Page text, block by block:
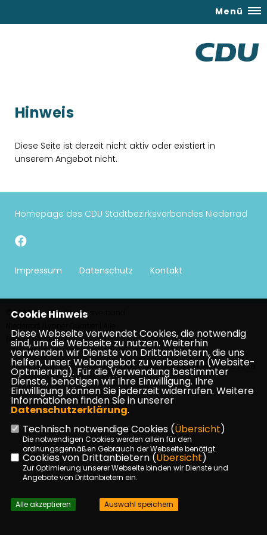
Menü
Hinweis
Diese Seite ist derzeit nicht aktiv oder existiert in
unserem Angebot nicht.
Homepage des CDU Stadtbezirksverbandes Niederrad
Impressum Datenschutz Kontakt
©2026 CDU Stadtbezirksverband
Rechte vorbehalten.
Realisation: Sharkness Media GmbH & Co. KG
Cookie Hinweis
Diese Webseite verwendet Cookies, die notwendig
sind, um die Webseite zu nutzen. Weiterhin
verwenden wir Dienste von Drittanbietern, die uns
helfen, unser Webangebot zu verbessern (Website-
Optmierung). Für die Verwendung bestimmter
Dienste, benötigen wir Ihre Einwilligung. Ihre
Einwilligung können Sie jederzeit widerrufen. Weitere
Informationen finden Sie in unserer
Datenschutzerklärung.
Technisch notwendige Cookies (Übersicht)
Die notwendigen Cookies werden allein für den
ordnungsgemäßen Gebrauch der Webseite benötigt.
Cookies von Drittanbietern (Übersicht)
Zur Optimierung unserer Webseite binden wir Dienste und
Angebote von Drittanbietern ein.
Alle akzeptieren Auswahl speichern